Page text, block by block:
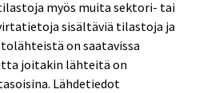
myös muita sektori- tai
sisältäviä tilastoja ja
on saatavissa
joitakin lähteitä on
Lähdetiedot